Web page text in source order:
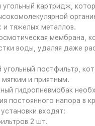
угольный картридж,
и тяжелых металлов.
мембрана,
воды, удаляя даже
угольный постфильтр,
и приятным.
гидропневмобак
постоянного напора в
входят:
2 шт.